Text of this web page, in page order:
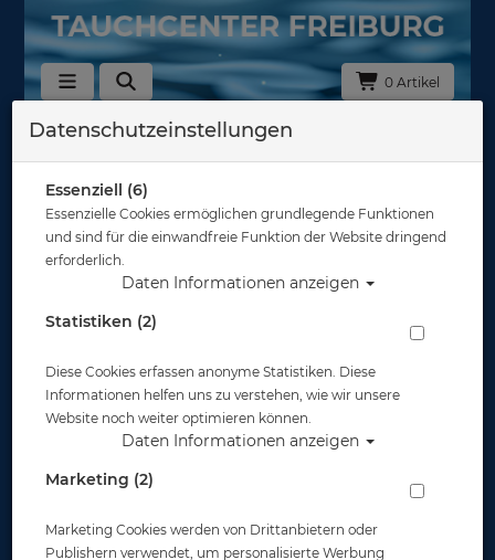
0 Artikel
Zurück
Optisches Glas für Mares Maske X-VU
Datenschutzeinstellungen
Essenziell (6)
Essenzielle Cookies ermöglichen grundlegende Funktionen
und sind für die einwandfreie Funktion der Website dringend
erforderlich.
Daten Informationen anzeigen
Statistiken (2)
Diese Cookies erfassen anonyme Statistiken. Diese
Informationen helfen uns zu verstehen, wie wir unsere
Website noch weiter optimieren können.
Daten Informationen anzeigen
Marketing (2)
Marketing Cookies werden von Drittanbietern oder
Publishern verwendet, um personalisierte Werbung